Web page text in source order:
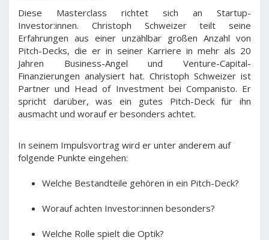
Diese Masterclass richtet sich an Startup-
Investor:innen. Christoph Schweizer teilt seine
Erfahrungen aus einer unzählbar großen Anzahl von
Pitch-Decks, die er in seiner Karriere in mehr als 20
Jahren Business-Angel und Venture-Capital-
Finanzierungen analysiert hat. Christoph Schweizer ist
Partner und Head of Investment bei Companisto. Er
spricht darüber, was ein gutes Pitch-Deck für ihn
ausmacht und worauf er besonders achtet.
In seinem Impulsvortrag wird er unter anderem auf
folgende Punkte eingehen:
Welche Bestandteile gehören in ein Pitch-Deck?
Worauf achten Investor:innen besonders?
Welche Rolle spielt die Optik?